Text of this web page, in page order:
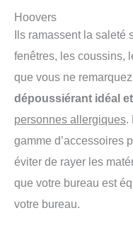
Hoovers
Ils ramassent la saleté
fenêtres, les coussins,
que vous ne
dépoussiérant idéal
personnes allergiques.
gamme d’accessoires
éviter de rayer les
que votre bureau est
votre bureau.